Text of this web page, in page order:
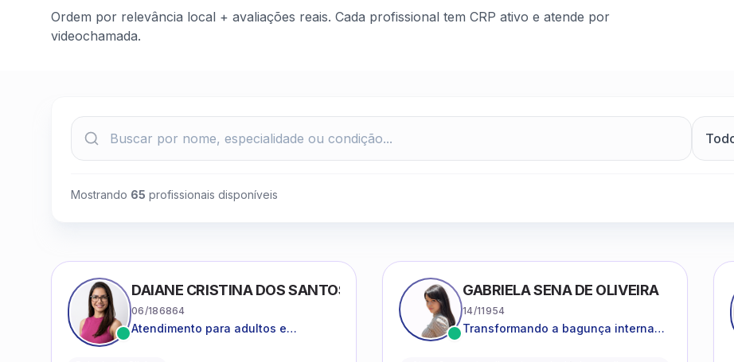
Ordem por relevância local + avaliações reais. Cada profissional tem CRP ativo e atende por
videochamada.
Mostrando 65 profissionais disponíveis
DAIANE CRISTINA DOS SANTOS
06/186864
Atendimento para adultos e
GABRIELA SENA DE OLIVEIRA
14/11954
Transformando a bagunça interna